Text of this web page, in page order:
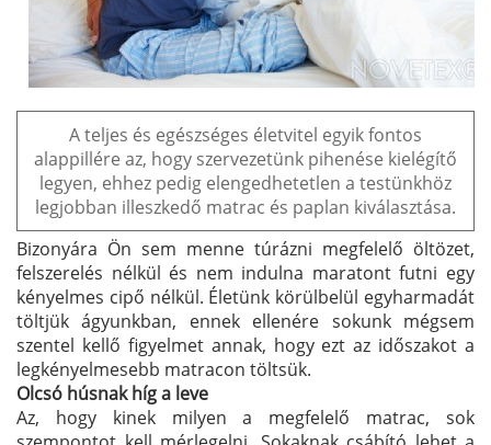
A teljes és egészséges életvitel egyik fontos
alappillére az, hogy szervezetünk pihenése kielégítő
legyen, ehhez pedig elengedhetetlen a testünkhöz
legjobban illeszkedő matrac és paplan kiválasztása.
Bizonyára Ön sem menne túrázni megfelelő öltözet,
felszerelés nélkül és nem indulna maratont futni egy
kényelmes cipő nélkül. Életünk körülbelül egyharmadát
töltjük ágyunkban, ennek ellenére sokunk mégsem
szentel kellő figyelmet annak, hogy ezt az időszakot a
legkényelmesebb matracon töltsük.
Olcsó húsnak híg a leve
Az, hogy kinek milyen a megfelelő matrac, sok